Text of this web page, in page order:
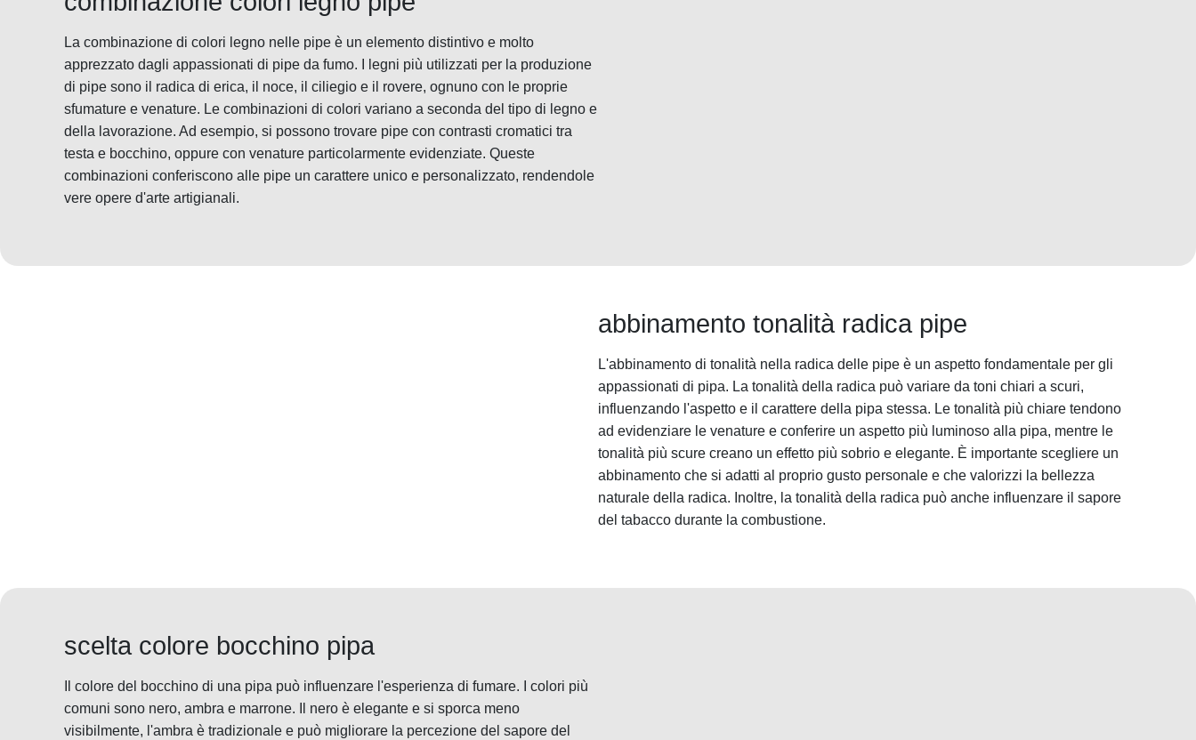
La combinazione di colori legno nelle pipe è un elemento distintivo e molto
apprezzato dagli appassionati di pipe da fumo. I legni più utilizzati per la produzione
di pipe sono il radica di erica, il noce, il ciliegio e il rovere, ognuno con le proprie
sfumature e venature. Le combinazioni di colori variano a seconda del tipo di legno e
della lavorazione. Ad esempio, si possono trovare pipe con contrasti cromatici tra
testa e bocchino, oppure con venature particolarmente evidenziate. Queste
combinazioni conferiscono alle pipe un carattere unico e personalizzato, rendendole
vere opere d'arte artigianali.
abbinamento tonalità radica pipe
L'abbinamento di tonalità nella radica delle pipe è un aspetto fondamentale per gli
appassionati di pipa. La tonalità della radica può variare da toni chiari a scuri,
influenzando l'aspetto e il carattere della pipa stessa. Le tonalità più chiare tendono
ad evidenziare le venature e conferire un aspetto più luminoso alla pipa, mentre le
tonalità più scure creano un effetto più sobrio e elegante. È importante scegliere un
abbinamento che si adatti al proprio gusto personale e che valorizzi la bellezza
naturale della radica. Inoltre, la tonalità della radica può anche influenzare il sapore
del tabacco durante la combustione.
scelta colore bocchino pipa
Il colore del bocchino di una pipa può influenzare l'esperienza di fumare. I colori più
comuni sono nero, ambra e marrone. Il nero è elegante e si sporca meno
visibilmente, l'ambra è tradizionale e può migliorare la percezione del sapore del